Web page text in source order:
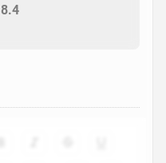
8.4